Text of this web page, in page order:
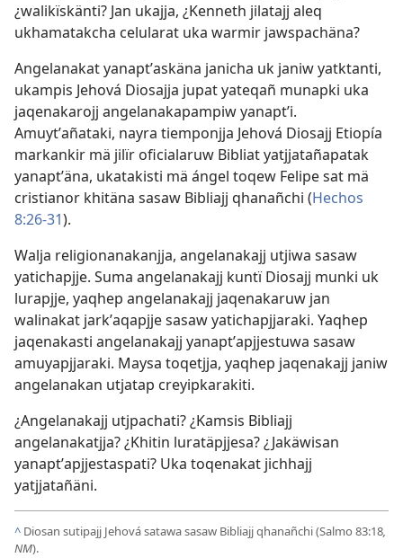
¿walikïskänti? Jan ukajja, ¿Kenneth jilatajj aleq
ukhamatakcha celularat uka warmir jawspachäna?
Angelanakat yanaptʼaskäna janicha uk janiw yatktanti,
ukampis Jehová Diosajja jupat yateqañ munapki uka
jaqenakarojj angelanakapampiw yanaptʼi.
Amuytʼañataki, nayra tiemponjja Jehová Diosajj Etiopía
markankir mä jilïr oficialaruw Bibliat yatjjatañapatak
yanaptʼäna, ukatakisti mä ángel toqew Felipe sat mä
cristianor khitäna sasaw Bibliajj qhanañchi (Hechos
8:26-31).
Walja religionanakanjja, angelanakajj utjiwa sasaw
yatichapjje. Suma angelanakajj kuntï Diosajj munki uk
lurapjje, yaqhep angelanakajj jaqenakaruw jan
walinakat jarkʼaqapjje sasaw yatichapjjaraki. Yaqhep
jaqenakasti angelanakajj yanaptʼapjjestuwa sasaw
amuyapjjaraki. Maysa toqetjja, yaqhep jaqenakajj janiw
angelanakan utjatap creyipkarakiti.
¿Angelanakajj utjpachati? ¿Kamsis Bibliajj
angelanakatjja? ¿Khitin luratäpjjesa? ¿Jakäwisan
yanaptʼapjjestaspati? Uka toqenakat jichhajj
yatjjatañäni.
^ Diosan sutipajj Jehová satawa sasaw Bibliajj qhanañchi (Salmo 83:18,
NM).